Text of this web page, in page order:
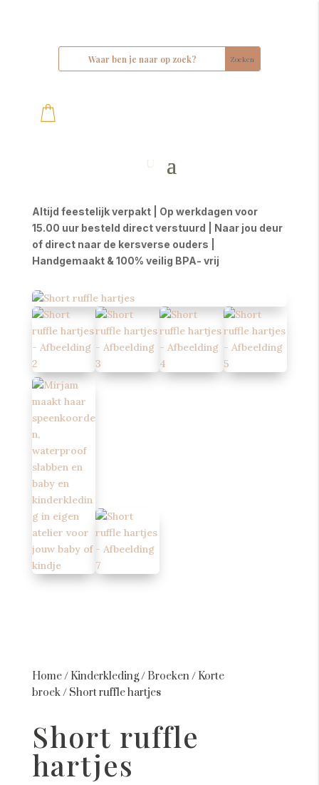
Altijd feestelijk verpakt | Op werkdagen voor
15.00 uur besteld direct verstuurd | Naar jou deur
of direct naar de kersverse ouders |
Handgemaakt & 100% veilig BPA- vrij
Home/ Kinderkleding/ Broeken/ Korte
broek/ Short ruffle hartjes
Short ruffle
hartjes